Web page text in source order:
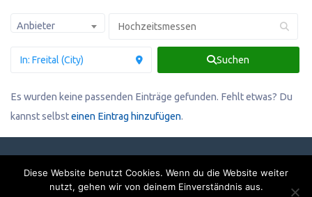
Anbieter
Suchen
Es wurden keine passenden Einträge gefunden. Fehlt etwas? Du
kannst selbsteinen Eintrag hinzufügen.
Diese Website benutzt Cookies. Wenn du die Website weiter
nutzt, gehen wir von deinem Einverständnis aus.